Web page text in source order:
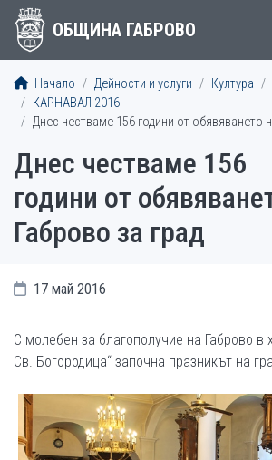
ОБЩИНА ГАБРОВО
Начало Дейности и услуги Култура
КАРНАВАЛ 2016
Днес честваме 156 години от обявяването
Днес честваме 156
години от
Габрово за град
17 май 2016
С молебен за благополучие на Габрово в
Св. Богородица“ започна празникът на